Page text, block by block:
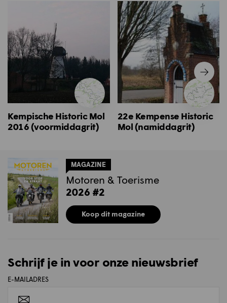
Kempische Historic Mol
2016 (voormiddagrit)
22e Kempense Historic
Mol (namiddagrit)
MAGAZINE
Motoren & Toerisme
2026 #2
Koop dit magazine
Schrijf je in voor onze nieuwsbrief
E-MAILADRES